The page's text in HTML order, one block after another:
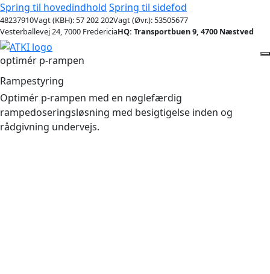
Spring til hovedindhold Spring til sidefod
48237910Vagt (KBH): 57 202 202Vagt (Øvr.): 53505677
Vesterballevej 24, 7000 FredericiaHQ: Transportbuen 9, 4700 Næstved
optimér p-rampen
Rampestyring
Optimér p-rampen med en nøglefærdig
rampedoseringsløsning med besigtigelse inden og
rådgivning undervejs.